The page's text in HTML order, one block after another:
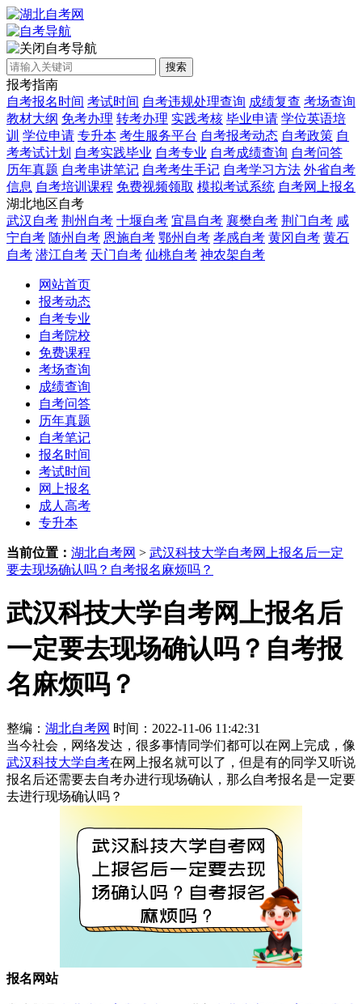
自考导航
搜索
报考指南
自考报名时间 考试时间 自考违规处理查询 成绩复查 考场查询
教材大纲 免考办理 转考办理 实践考核 毕业申请 学位英语培
训 学位申请 专升本 考生服务平台 自考报考动态 自考政策 自
考考试计划 自考实践毕业 自考专业 自考成绩查询 自考问答
历年真题 自考串讲笔记 自考考生手记 自考学习方法 外省自考
信息 自考培训课程 免费视频领取 模拟考试系统 自考网上报名
湖北地区自考
武汉自考 荆州自考 十堰自考 宜昌自考 襄樊自考 荆门自考 咸
宁自考 随州自考 恩施自考 鄂州自考 孝感自考 黄冈自考 黄石
自考 潜江自考 天门自考 仙桃自考 神农架自考
网站首页
报考动态
自考专业
自考院校
免费课程
考场查询
成绩查询
自考问答
历年真题
自考笔记
报名时间
考试时间
网上报名
成人高考
专升本
当前位置： 湖北自考网 > 武汉科技大学自考网上报名后一定
要去现场确认吗？自考报名麻烦吗？
武汉科技大学自考网上报名后
一定要去现场确认吗？自考报
名麻烦吗？
整编： 湖北自考网 时间：2022-11-06 11:42:31
当今社会，网络发达，很多事情同学们都可以在网上完成，像
武汉科技大学自考在网上报名就可以了，但是有的同学又听说
报名后还需要去自考办进行现场确认，那么自考报名是一定要
去进行现场确认吗？
报名网站